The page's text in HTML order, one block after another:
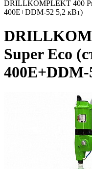
DRILLKOMPLEKT 400
400E+DDM-52 5,2 кВт)
Super Eco